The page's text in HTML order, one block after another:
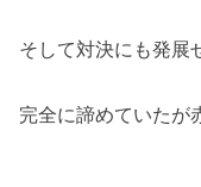
そして対決にも発展
完全に諦めていたが